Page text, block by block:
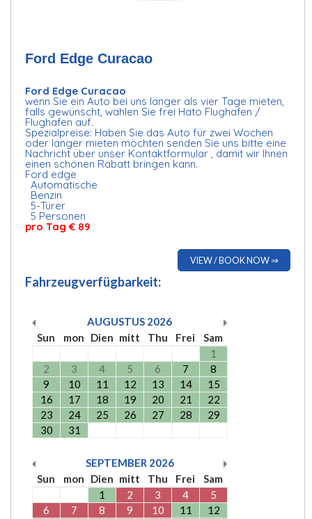
Ford Edge Curacao
Ford Edge Curacao
wenn Sie ein Auto bei uns länger als vier Tage mieten,
falls gewünscht, wählen Sie frei Hato Flughafen /
Flughafen auf.
Spezialpreise: Haben Sie das Auto für zwei Wochen
oder länger mieten möchten senden Sie uns bitte eine
Nachricht über unser Kontaktformular , damit wir Ihnen
einen schönen Rabatt bringen kann.
Ford edge
Automatische
Benzin
5-Türer
5 Personen
pro Tag € 89
VIEW / BOOK NOW ⇒
Fahrzeugverfügbarkeit:
AUGUSTUS 2026
Sun
mon Dien mitt Thu Frei
Sam
1
2
3 4 5 6 7
8
9
10 11 12 13 14
15
16
17 18 19 20 21
22
23
24 25 26 27 28
29
30
31
SEPTEMBER 2026
Sun
mon Dien mitt Thu Frei
Sam
1
2 3 4
5
6
7 8 9 10 11
12